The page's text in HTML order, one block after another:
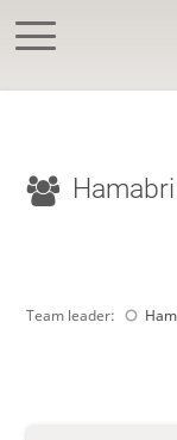
Team leader: